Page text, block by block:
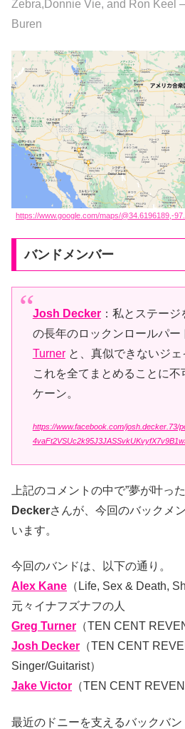
Zebra,Donnie Vie, and Ron Keel
Buren
https://www.google.com/maps/@34.6196189,-
バンドメンバー
Josh Decker：私とステージ
の長年のロックンロールパー
Turnerと、真似できないジェ
これを全てまとめることに不
ケーン。
https://www.facebook.com/josh.decker.73/
上記のコメントの中で”夢が叶っ
Deckerさんが、今回のバックメ
います。
今回のバンドは、以下の通り。
Alex Kane （Life, Sex & Death,
元々イナフズナフの人
Greg Turner （TEN CENT
Josh Decker （TEN CENT
Singer/Guitarist）
Jake Victor （TEN CENT
最近のドニーを支えるバックバ